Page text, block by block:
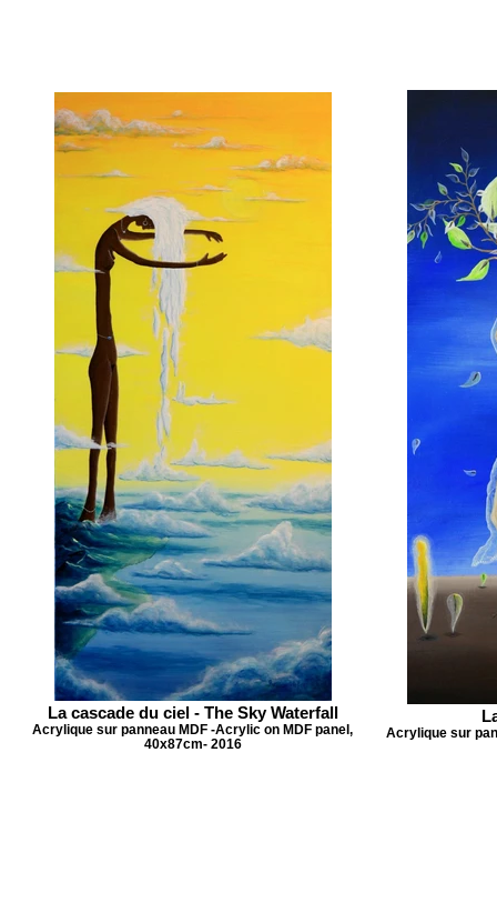
La cascade du ciel - The Sky Waterfall
Acrylique sur panneau MDF -Acrylic on MDF panel,
40x87cm- 2016
Acrylique sur